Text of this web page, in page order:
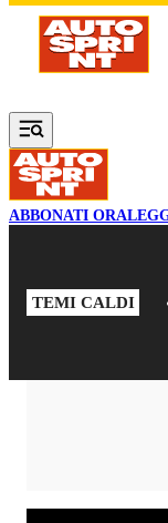
Vai al contenuto
ABBONATI ORA
TEMI CALDI